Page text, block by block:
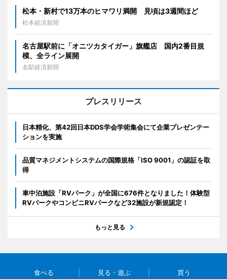
松本・新村で13万本のヒマワリ満開 見頃は3週間ほど
松本経済新聞
名古屋駅前に「オニツカタイガー」旗艦店 国内2番目規
模、全ライン展開
名駅経済新聞
プレスリリース
日本精化、第42回日本DDS学会学術集会にて企業プレゼンテー
ションを実施
品質マネジメントシステムの国際規格「ISO 9001」の認証を取
得
車中泊施設「RVパーク」が全国に676件となりました！体験型
RVパークやコンビニRVパークなど32施設が新規認定！
もっと見る
食べる 見る・遊ぶ 買う